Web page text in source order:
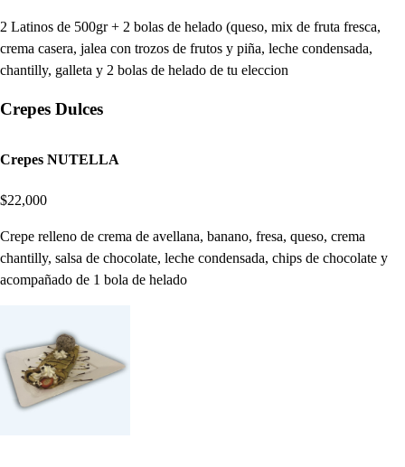
2 Latinos de 500gr + 2 bolas de helado (queso, mix de fruta fresca,
crema casera, jalea con trozos de frutos y piña, leche condensada,
chantilly, galleta y 2 bolas de helado de tu eleccion
Crepes Dulces
Crepes NUTELLA
$22,000
Crepe relleno de crema de avellana, banano, fresa, queso, crema
chantilly, salsa de chocolate, leche condensada, chips de chocolate y
acompañado de 1 bola de helado